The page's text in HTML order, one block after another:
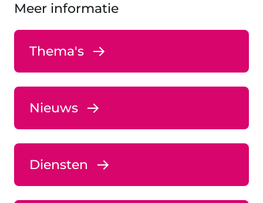
Meer informatie
Thema's
Nieuws
Diensten